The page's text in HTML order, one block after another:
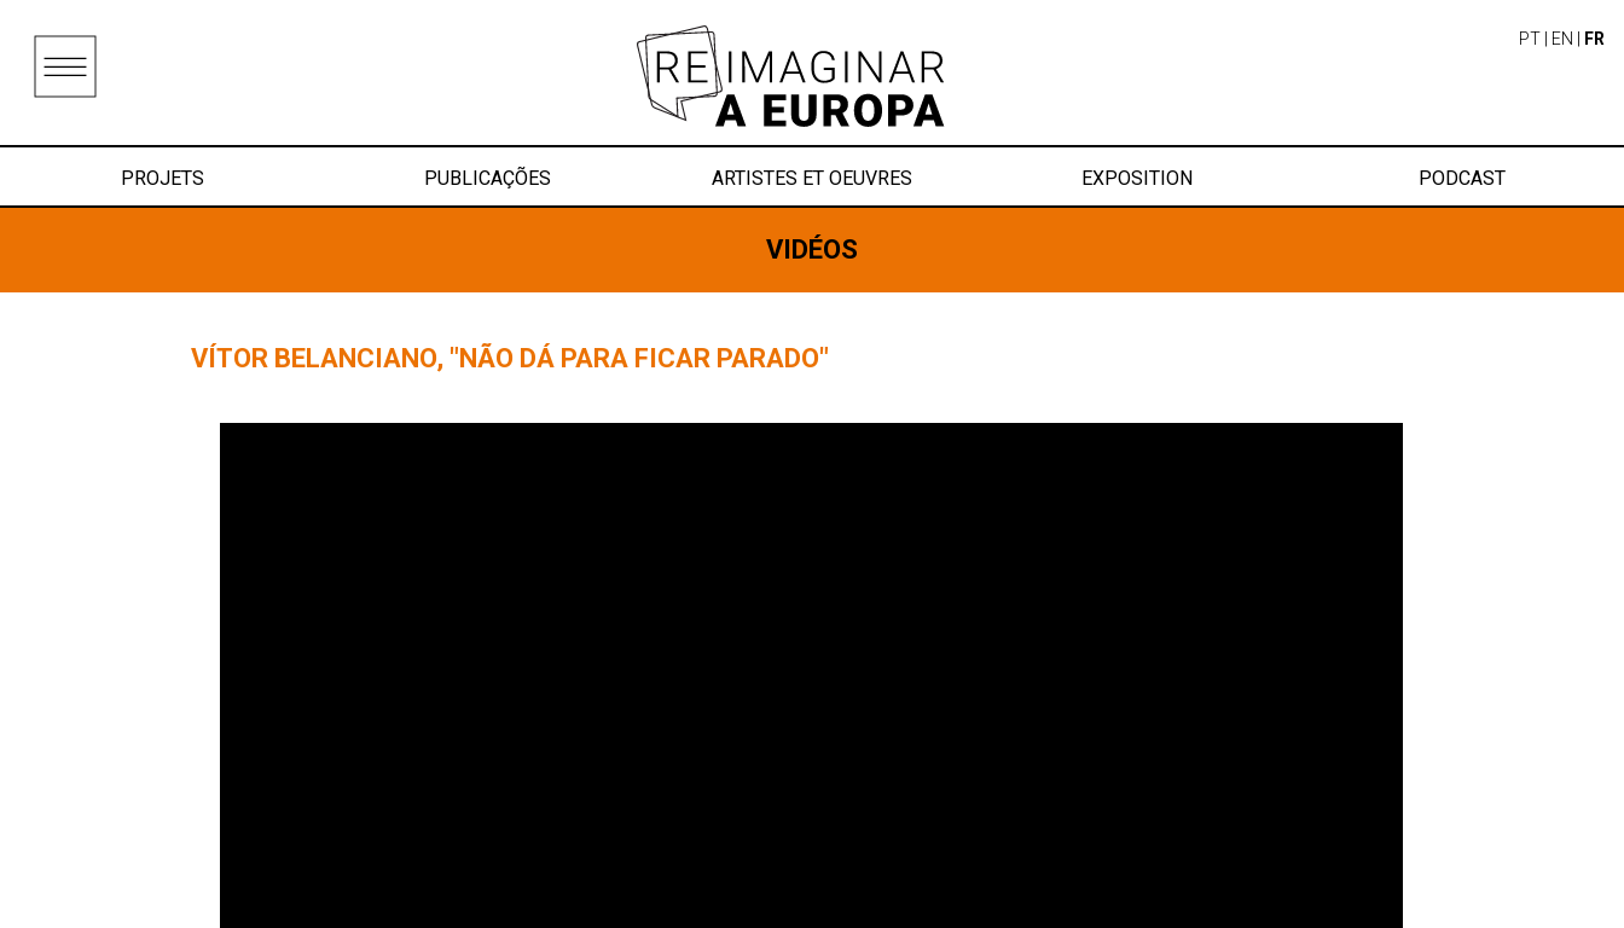
PROJETS PUBLICAÇÕES ARTISTES ET OEUVRES EXPOSITION PODCAST
PT EN FR
VIDÉOS
VÍTOR BELANCIANO, "NÃO DÁ PARA FICAR PARADO"